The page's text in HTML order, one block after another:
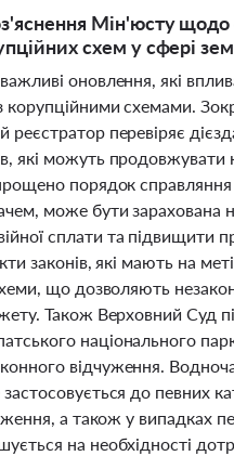
Мін'юсту щодо
схем у сфері
оновлення, які
корупційними схемами.
перевіряє
які можуть
порядок
може бути
сплати та підвищити
законів, які мають на
що дозволяють
Також Верховний Суд
національного
відчуження.
до певних
а також у випадках
на необхідності